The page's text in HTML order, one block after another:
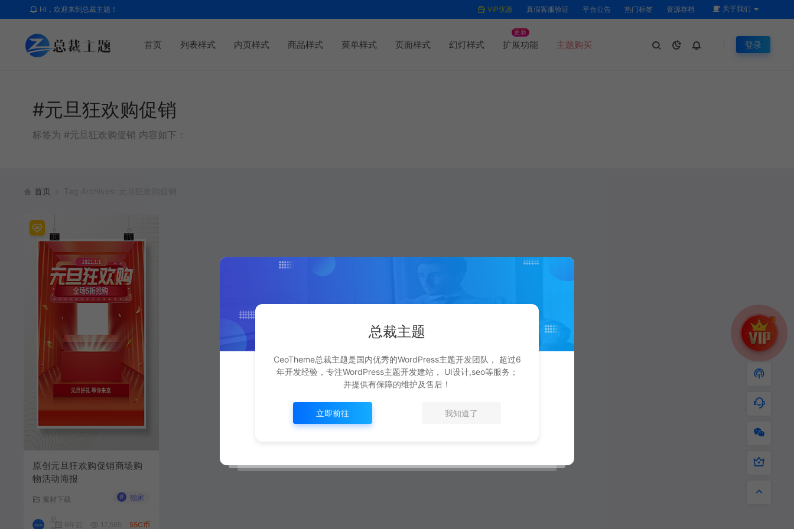
HI，欢迎来到总裁主题！ VIP优惠 真假客服验证 平台公告 热门标签 资源存档 关于我们
首页 列表样式 内页样式 商品样式 菜单样式 页面样式 幻灯样式 扩展功能
更新
主题购买 登录
#元旦狂欢购促销
标签为 #元旦狂欢购促销 内容如下：
首页
原创元旦狂欢购促销商场购
物活动海报
素材下载 # 独家
总
6年前 17,565 55C币
总裁主题
CeoTheme总裁主题是国内优秀的WordPress主题开发团队， 超过6
年开发经验，专注WordPress主题开发建站， UI设计,seo等服务；
并提供有保障的维护及售后！
立即前往 我知道了